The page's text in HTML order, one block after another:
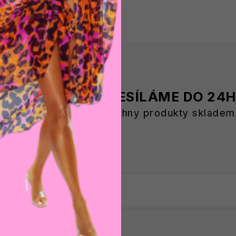
ODESÍLÁME DO 24H
všechny produkty skladem